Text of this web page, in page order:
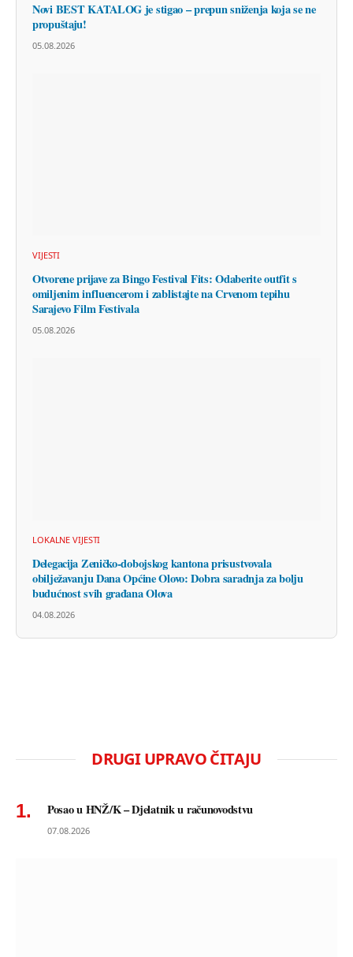
Novi BEST KATALOG je stigao – prepun sniženja koja se ne
propuštaju!
05.08.2026
VIJESTI
Otvorene prijave za Bingo Festival Fits: Odaberite outfit s
omiljenim influencerom i zablistajte na Crvenom tepihu
Sarajevo Film Festivala
05.08.2026
LOKALNE VIJESTI
Delegacija Zeničko-dobojskog kantona prisustvovala
obilježavanju Dana Općine Olovo: Dobra saradnja za bolju
budućnost svih građana Olova
04.08.2026
DRUGI UPRAVO ČITAJU
Posao u HNŽ/K – Djelatnik u računovodstvu
07.08.2026